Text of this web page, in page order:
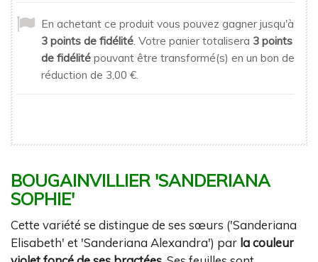
En achetant ce produit vous pouvez gagner jusqu'à
3 points de fidélité. Votre panier totalisera 3 points
de fidélité pouvant être transformé(s) en un bon de
réduction de 3,00 €.
BOUGAINVILLIER 'SANDERIANA
SOPHIE'
Cette variété se distingue de ses sœurs ('Sanderiana
Elisabeth' et 'Sanderiana Alexandra') par la couleur